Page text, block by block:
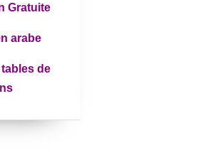
Gratuite
arabe
de